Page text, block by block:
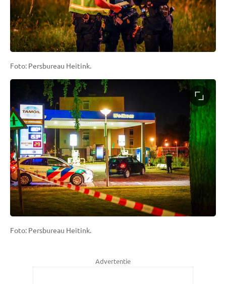
Foto: Persbureau Heitink.
Foto: Persbureau Heitink.
Advertentie